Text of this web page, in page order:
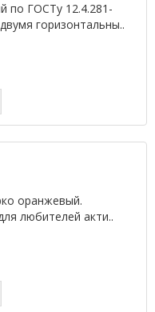
по ГОСТу 12.4.281-
горизонтальны..
оранжевый.
любителей акти..